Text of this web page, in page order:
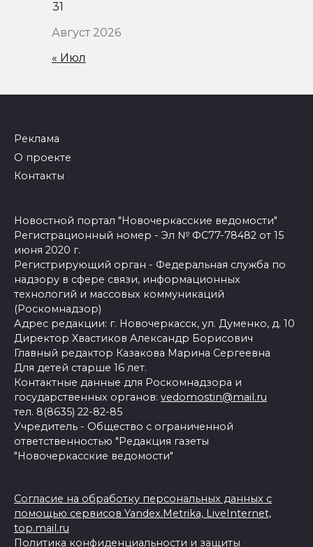
Август 2026
31
« Июл
Реклама
О проекте
Контакты
Новостной портал "Новочеркасские ведомости"
Регистрационный номер - Эл № ФС77-78482 от 15
июня 2020 г.
Регистрирующий орган - Федеральная служба по
надзору в сфере связи, информационных
технологий и массовых коммуникаций
(Роскомнадзор)
Адрес редакции: г. Новочеркасск, ул. Думенко, д. 10
Директор Хвастиков Александр Борисович
Главный редактор Казакова Марина Сергеевна
Для детей старше 16 лет.
Контактные данные для Роскомнадзора и
государственных органов: vedomostin@mail.ru
тел. 8(8635) 22-82-85
Учредитель - Общество с ограниченной
ответственностью "Редакция газеты
"Новочеркасские ведомости"
Согласие на обработку персональных данных с
помощью сервисов Yandex.Metrika, LiveInternet,
top.mail.ru
Политика конфиденциальности и защиты